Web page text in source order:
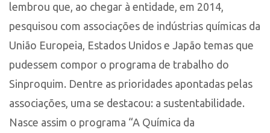
lembrou que, ao chegar à entidade, em 2014,
pesquisou com associações de indústrias químicas da
União Europeia, Estados Unidos e Japão temas que
pudessem compor o programa de trabalho do
Sinproquim. Dentre as prioridades apontadas pelas
associações, uma se destacou: a sustentabilidade.
Nasce assim o programa “A Química da